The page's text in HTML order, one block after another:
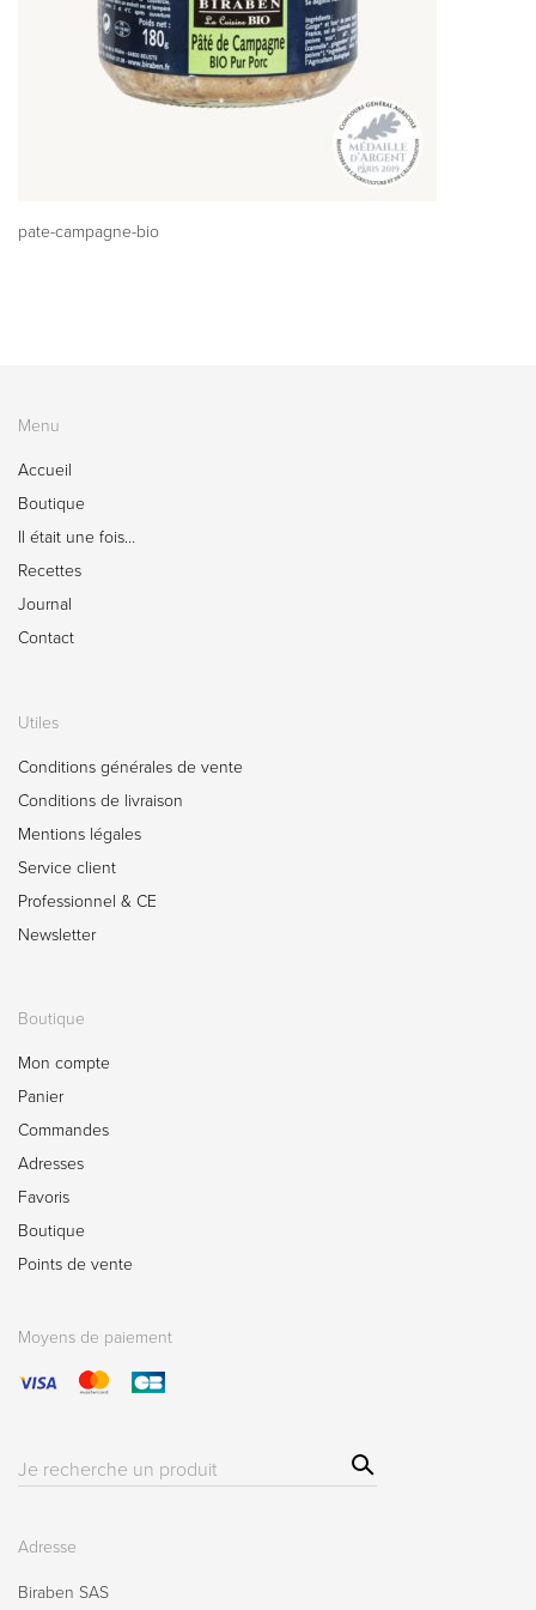
pate-campagne-bio
Menu
Accueil
Boutique
Il était une fois…
Recettes
Journal
Contact
Utiles
Conditions générales de vente
Conditions de livraison
Mentions légales
Service client
Professionnel & CE
Newsletter
Boutique
Mon compte
Panier
Commandes
Adresses
Favoris
Boutique
Points de vente
Moyens de paiement
Résultat(s)
Sear
ch
Adresse
Biraben SAS